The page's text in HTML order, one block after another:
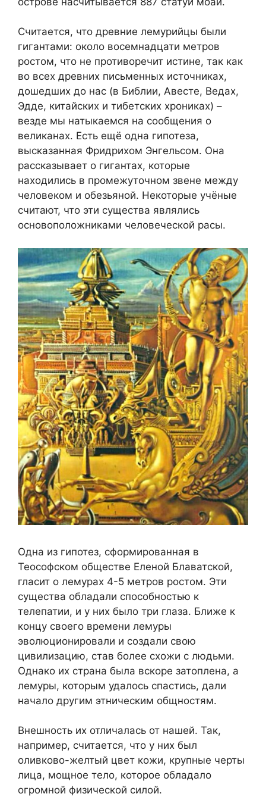
Считается, что древние лемурийцы были
гигантами: около восемнадцати метров
ростом, что не противоречит истине, так как
во всех древних письменных источниках,
дошедших до нас (в Библии, Авесте, Ведах,
Эдде, китайских и тибетских хрониках) –
везде мы натыкаемся на сообщения о
великанах. Есть ещё одна гипотеза,
высказанная Фридрихом Энгельсом. Она
рассказывает о гигантах, которые
находились в промежуточном звене между
человеком и обезьяной. Некоторые учёные
считают, что эти существа являлись
основоположниками человеческой расы.
Одна из гипотез, сформированная в
Теософском обществе Еленой Блаватской,
гласит о лемурах 4-5 метров ростом. Эти
существа обладали способностью к
телепатии, и у них было три глаза. Ближе к
концу своего времени лемуры
эволюционировали и создали свою
цивилизацию, став более схожи с людьми.
Однако их страна была вскоре затоплена, а
лемуры, которым удалось спастись, дали
начало другим этническим общностям.
Внешность их отличалась от нашей. Так,
например, считается, что у них был
оливково-желтый цвет кожи, крупные черты
лица, мощное тело, которое обладало
огромной физической силой.